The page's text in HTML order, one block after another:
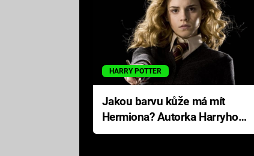
HARRY POTTER
Jakou barvu kůže má mít
Hermiona? Autorka Harryho
Pottera přišla s ráznou